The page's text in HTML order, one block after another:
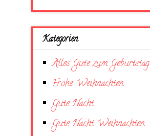
Kategorien
Alles Gute zum Geburtstag
Frohe Weihnachten
Gute Nacht
Gute Nacht Weihnachten